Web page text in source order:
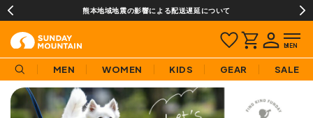
熊本地域地震の影響による配送遅延について
MEN WOMEN KIDS GEAR SALE